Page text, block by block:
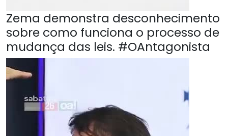
Zema demonstra desconhecimento
sobre como funciona o processo de
mudança das leis. #OAntagonista